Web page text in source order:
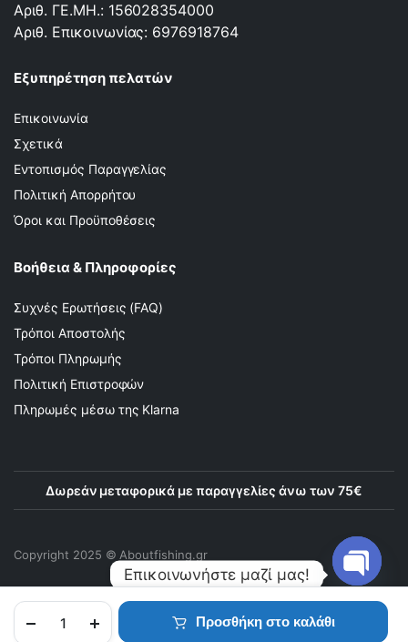
Προσθήκη στο καλάθι
Αριθ. ΓΕ.ΜΗ.: 156028354000
Αριθ. Επικοινωνίας: 6976918764
Εξυπηρέτηση πελατών
Επικοινωνία
Σχετικά
Εντοπισμός Παραγγελίας
Πολιτική Απορρήτου
Όροι και Προϋποθέσεις
Βοήθεια & Πληροφορίες
Συχνές Ερωτήσεις (FAQ)
Τρόποι Αποστολής
Τρόποι Πληρωμής
Πολιτική Επιστροφών
Πληρωμές μέσω της Klarna
Δωρεάν μεταφορικά με παραγγελίες άνω των 75€
Copyright 2025 © Αboutfishing.gr
Επικοινωνήστε μαζί μας!